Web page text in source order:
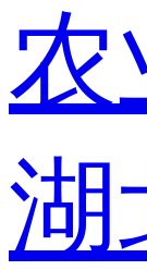
农
湖